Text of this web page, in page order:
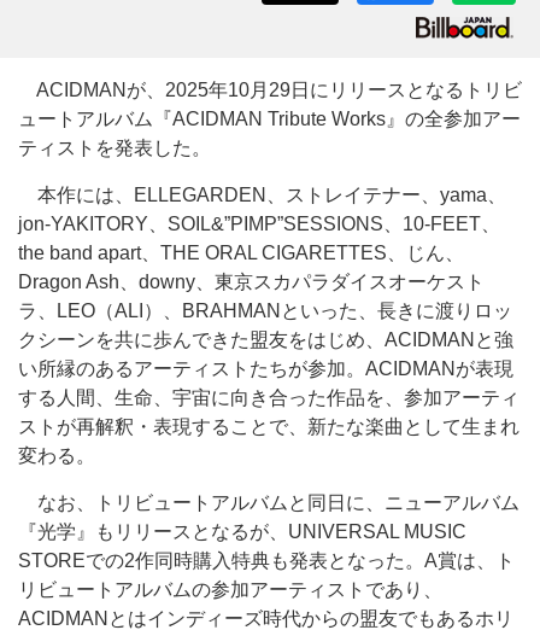
ACIDMANが、2025年10月29日にリリースとなるトリビ
ュートアルバム『ACIDMAN Tribute Works』の全参加アー
ティストを発表した。
本作には、ELLEGARDEN、ストレイテナー、yama、
jon-YAKITORY、SOIL&”PIMP”SESSIONS、10-FEET、
the band apart、THE ORAL CIGARETTES、じん、
Dragon Ash、downy、東京スカパラダイスオーケスト
ラ、LEO（ALI）、BRAHMANといった、長きに渡りロッ
クシーンを共に歩んできた盟友をはじめ、ACIDMANと強
い所縁のあるアーティストたちが参加。ACIDMANが表現
する人間、生命、宇宙に向き合った作品を、参加アーティ
ストが再解釈・表現することで、新たな楽曲として生まれ
変わる。
なお、トリビュートアルバムと同日に、ニューアルバム
『光学』もリリースとなるが、UNIVERSAL MUSIC
STOREでの2作同時購入特典も発表となった。A賞は、ト
リビュートアルバムの参加アーティストであり、
ACIDMANとはインディーズ時代からの盟友でもあるホリ